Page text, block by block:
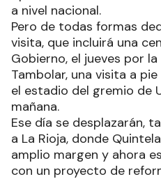
a nivel nacional.
Pero de todas formas
visita, que incluirá una
Gobierno, el jueves por
Tambolar, una visita a
el estadio del gremio de
mañana.
Ese día se desplazarán,
a La Rioja, donde
amplio margen y ahora
con un proyecto de